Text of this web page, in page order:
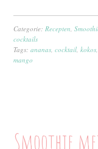
Categorie:Recepten,
cocktails
Tags:ananas,cocktail,kokos
mango
Smoothie